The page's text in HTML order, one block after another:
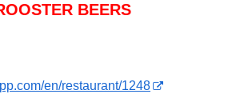
BEERS
en/restaurant/1248